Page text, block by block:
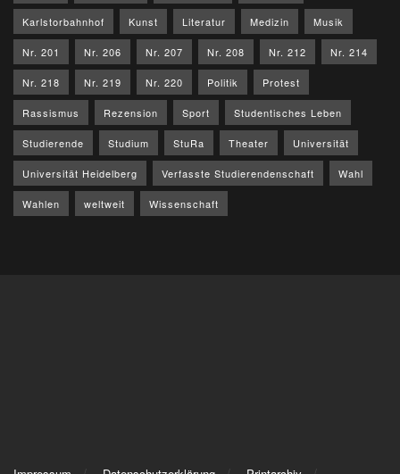
Karlstorbahnhof Kunst Literatur Medizin Musik
Nr. 201 Nr. 206 Nr. 207 Nr. 208 Nr. 212 Nr. 214
Nr. 218 Nr. 219 Nr. 220 Politik Protest
Rassismus Rezension Sport Studentisches Leben
Studierende Studium StuRa Theater Universität
Universität Heidelberg Verfasste Studierendenschaft Wahl
Wahlen weltweit Wissenschaft